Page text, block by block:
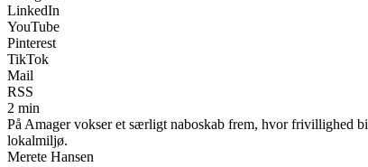
LinkedIn
YouTube
Pinterest
TikTok
Mail
RSS
2 min
På Amager vokser et særligt naboskab frem, hvor frivillighed
lokalmiljø.
Merete Hansen